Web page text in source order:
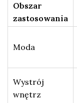
Obszar
zastosowania
Moda
Wystrój
wnętrz